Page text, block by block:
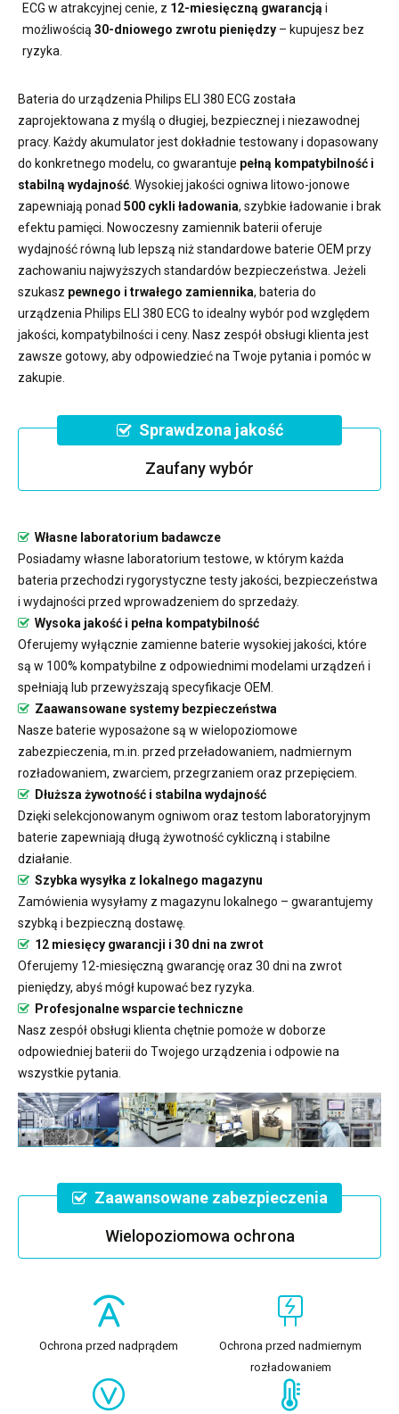
ECG w atrakcyjnej cenie, z 12-miesięczną gwarancją i
możliwością 30-dniowego zwrotu pieniędzy – kupujesz bez
ryzyka.
Bateria do urządzenia Philips ELI 380 ECG została
zaprojektowana z myślą o długiej, bezpiecznej i niezawodnej
pracy. Każdy akumulator jest dokładnie testowany i dopasowany
do konkretnego modelu, co gwarantuje pełną kompatybilność i
stabilną wydajność . Wysokiej jakości ogniwa litowo-jonowe
zapewniają ponad 500 cykli ładowania, szybkie ładowanie i brak
efektu pamięci. Nowoczesny zamiennik baterii oferuje
wydajność równą lub lepszą niż standardowe baterie OEM przy
zachowaniu najwyższych standardów bezpieczeństwa. Jeżeli
szukasz pewnego i trwałego zamiennika, bateria do
urządzenia Philips ELI 380 ECG to idealny wybór pod względem
jakości, kompatybilności i ceny. Nasz zespół obsługi klienta jest
zawsze gotowy, aby odpowiedzieć na Twoje pytania i pomóc w
zakupie.
Sprawdzona jakość
Zaufany wybór
Własne laboratorium badawcze
Posiadamy własne laboratorium testowe, w którym każda
bateria przechodzi rygorystyczne testy jakości, bezpieczeństwa
i wydajności przed wprowadzeniem do sprzedaży.
Wysoka jakość i pełna kompatybilność
Oferujemy wyłącznie zamienne baterie wysokiej jakości, które
są w 100% kompatybilne z odpowiednimi modelami urządzeń i
spełniają lub przewyższają specyfikacje OEM.
Zaawansowane systemy bezpieczeństwa
Nasze baterie wyposażone są w wielopoziomowe
zabezpieczenia, m.in. przed przeładowaniem, nadmiernym
rozładowaniem, zwarciem, przegrzaniem oraz przepięciem.
Dłuższa żywotność i stabilna wydajność
Dzięki selekcjonowanym ogniwom oraz testom laboratoryjnym
baterie zapewniają długą żywotność cykliczną i stabilne
działanie.
Szybka wysyłka z lokalnego magazynu
Zamówienia wysyłamy z magazynu lokalnego – gwarantujemy
szybką i bezpieczną dostawę.
12 miesięcy gwarancji i 30 dni na zwrot
Oferujemy 12-miesięczną gwarancję oraz 30 dni na zwrot
pieniędzy, abyś mógł kupować bez ryzyka.
Profesjonalne wsparcie techniczne
Nasz zespół obsługi klienta chętnie pomoże w doborze
odpowiedniej baterii do Twojego urządzenia i odpowie na
wszystkie pytania.
Zaawansowane zabezpieczenia
Wielopoziomowa ochrona
Ochrona przed nadprądem
Ochrona przed nadmiernym
rozładowaniem